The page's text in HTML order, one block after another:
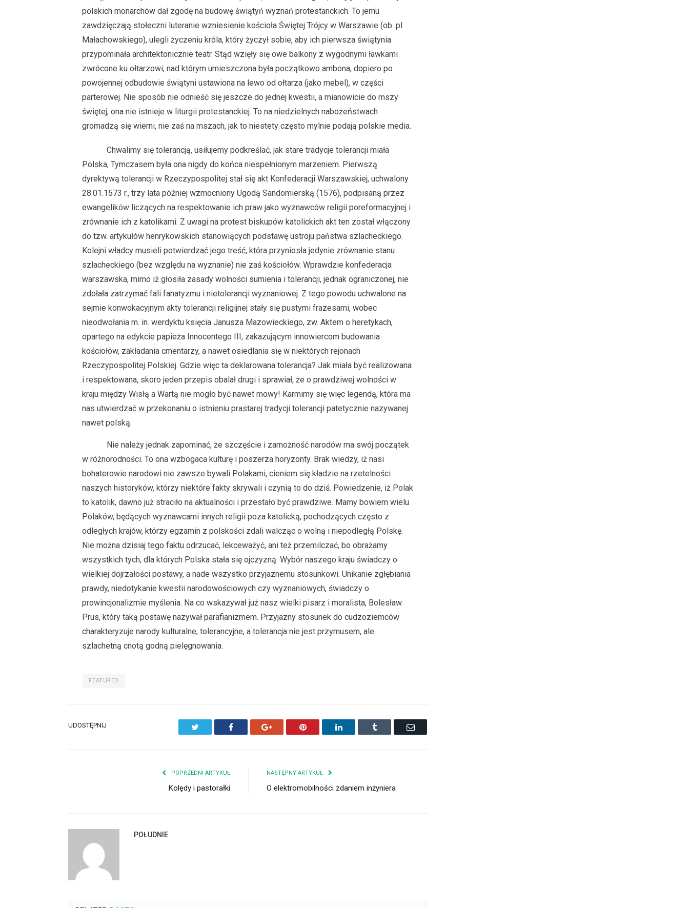
polskich monarchów dał zgodę na budowę świątyń wyznań protestanckich. To jemu
zawdzięczają stołeczni luteranie wzniesienie kościoła Świętej Trójcy w Warszawie (ob. pl.
Małachowskiego), ulegli życzeniu króla, który życzył sobie, aby ich pierwsza świątynia
przypominała architektonicznie teatr. Stąd wzięły się owe balkony z wygodnymi ławkami
zwrócone ku ołtarzowi, nad którym umieszczona była początkowo ambona, dopiero po
powojennej odbudowie świątyni ustawiona na lewo od ołtarza (jako mebel), w części
parterowej. Nie sposób nie odnieść się jeszcze do jednej kwestii, a mianowicie do mszy
świętej, ona nie istnieje w liturgii protestanckiej. To na niedzielnych nabożeństwach
gromadzą się wierni, nie zaś na mszach, jak to niestety często mylnie podają polskie media.
Chwalimy się tolerancją, usiłujemy podkreślać, jak stare tradycje tolerancji miała
Polska, Tymczasem była ona nigdy do końca niespełnionym marzeniem. Pierwszą
dyrektywą tolerancji w Rzeczypospolitej stał się akt Konfederacji Warszawskiej, uchwalony
28.01.1573 r., trzy lata później wzmocniony Ugodą Sandomierską (1576), podpisaną przez
ewangelików liczących na respektowanie ich praw jako wyznawców religii poreformacyjnej i
zrównanie ich z katolikami. Z uwagi na protest biskupów katolickich akt ten został włączony
do tzw. artykułów henrykowskich stanowiących podstawę ustroju państwa szlacheckiego.
Kolejni władcy musieli potwierdzać jego treść, która przyniosła jedynie zrównanie stanu
szlacheckiego (bez względu na wyznanie) nie zaś kościołów. Wprawdzie konfederacja
warszawska, mimo iż głosiła zasady wolności sumienia i tolerancji, jednak ograniczonej, nie
zdołała zatrzymać fali fanatyzmu i nietolerancji wyznaniowej. Z tego powodu uchwalone na
sejmie konwokacyjnym akty tolerancji religijnej stały się pustymi frazesami, wobec
nieodwołania m. in. werdyktu księcia Janusza Mazowieckiego, zw. Aktem o heretykach,
opartego na edykcie papieża Innocentego III, zakazującym innowiercom budowania
kościołów, zakładania cmentarzy, a nawet osiedlania się w niektórych rejonach
Rzeczypospolitej Polskiej. Gdzie więc ta deklarowana tolerancja? Jak miała być realizowana
i respektowana, skoro jeden przepis obalał drugi i sprawiał, że o prawdziwej wolności w
kraju między Wisłą a Wartą nie mogło być nawet mowy! Karmimy się więc legendą, która ma
nas utwierdzać w przekonaniu o istnieniu prastarej tradycji tolerancji patetycznie nazywanej
nawet polską.
Nie należy jednak zapominać, że szczęście i zamożność narodów ma swój początek
w różnorodności. To ona wzbogaca kulturę i poszerza horyzonty. Brak wiedzy, iż nasi
bohaterowie narodowi nie zawsze bywali Polakami, cieniem się kładzie na rzetelności
naszych historyków, którzy niektóre fakty skrywali i czynią to do dziś. Powiedzenie, iż Polak
to katolik, dawno już straciło na aktualności i przestało być prawdziwe. Mamy bowiem wielu
Polaków, będących wyznawcami innych religii poza katolicką, pochodzących często z
odległych krajów, którzy egzamin z polskości zdali walcząc o wolną i niepodległą Polskę.
Nie można dzisiaj tego faktu odrzucać, lekceważyć, ani też przemilczać, bo obrażamy
wszystkich tych, dla których Polska stała się ojczyzną. Wybór naszego kraju świadczy o
wielkiej dojrzałości postawy, a nade wszystko przyjaznemu stosunkowi. Unikanie zgłębiania
prawdy, niedotykanie kwestii narodowościowych czy wyznaniowych, świadczy o
prowincjonalizmie myślenia. Na co wskazywał już nasz wielki pisarz i moralista, Bolesław
Prus, który taką postawę nazywał parafianizmem. Przyjazny stosunek do cudzoziemców
charakteryzuje narody kulturalne, tolerancyjne, a tolerancja nie jest przymusem, ale
szlachetną cnotą godną pielęgnowania.
FEATURED
UDOSTĘPNIJ Facebook Google+ Pinterest LinkedIn Tumblr Email
POPRZEDNI ARTYKUŁ
Kolędy i pastorałki
NASTĘPNY ARTYKUŁ
O elektromobilności zdaniem inżyniera
POŁUDNIE